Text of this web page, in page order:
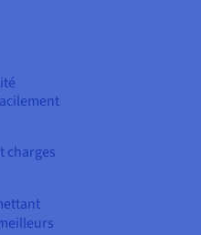
charges